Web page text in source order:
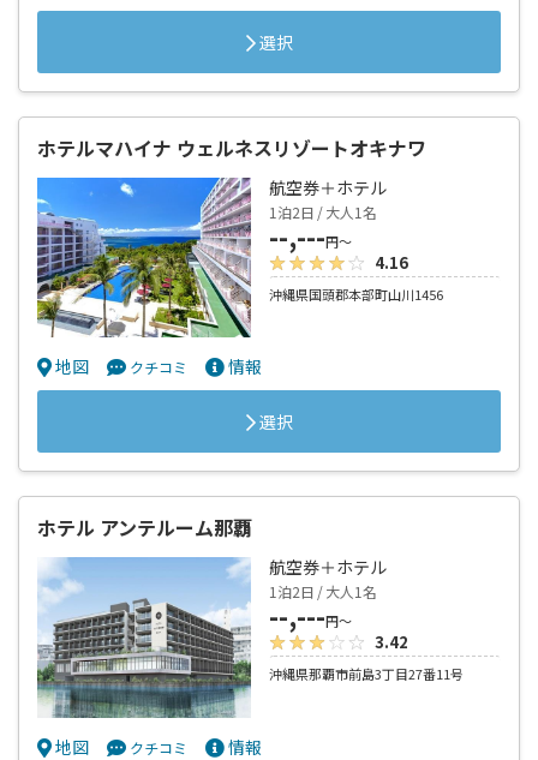
選択
ホテルマハイナ ウェルネスリゾートオキナワ
航空券＋ホテル
1泊2日 / 大人1名
--,---円～
4.16
沖縄県国頭郡本部町山川1456
地図 クチコミ 情報
選択
ホテル アンテルーム那覇
航空券＋ホテル
1泊2日 / 大人1名
--,---円～
3.42
沖縄県那覇市前島3丁目27番11号
地図 クチコミ 情報